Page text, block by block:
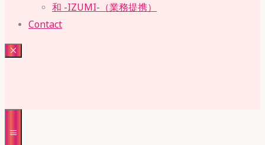
和 -IZUMI-（業務提携）
Contact